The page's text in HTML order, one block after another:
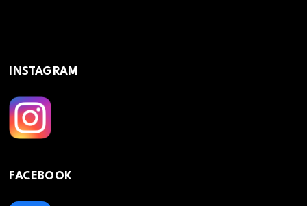
INSTAGRAM
FACEBOOK